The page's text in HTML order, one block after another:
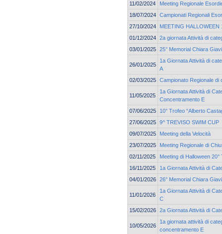
11/02/2024
Meeting Regionale
18/07/2024 Campionati Regionali
27/10/2024
MEETING HALLOWEEN
01/12/2024 2a giornata Attività di
03/01/2025 25° Memorial Chiara
26/01/2025
1a Giornata Attività di
A
02/03/2025 Campionato Regionale di
11/05/2025
1a Giornata Attività di
Concentramento E
07/06/2025
10° Trofeo “Alberto
27/06/2025 9^ TREVISO SWIM CUP
09/07/2025
Meeting della Velocità
23/07/2025
Meeting Regionale di
02/11/2025
Meeting di Halloween
16/11/2025
1a Giornata Attività di
04/01/2026 26° Memorial Chiara
11/01/2026
1a Giornata Attività di
C
15/02/2026 2a Giornata Attività di
10/05/2026
1a giornata attività di
concentramento E